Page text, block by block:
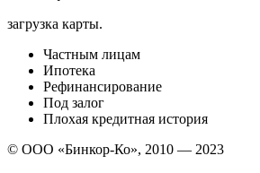
загрузка карты.
Частным лицам
Ипотека
Рефинансирование
Под залог
Плохая кредитная история
© ООО «Бинкор-Ко», 2010 — 2023